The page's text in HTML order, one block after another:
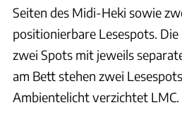
Seiten des Midi-Heki sowie
positionierbare Lesespots.
zwei Spots mit jeweils
am Bett stehen zwei
Ambientelicht verzichtet LMC.